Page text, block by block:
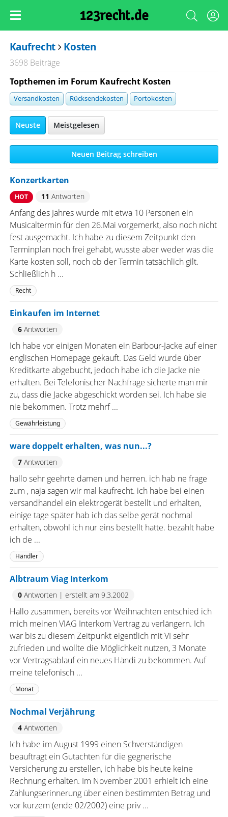
Kaufrecht Kosten
3698 Beiträge
Topthemen im Forum Kaufrecht Kosten
Versandkosten Rücksendekosten Portokosten
Neuste Meistgelesen
Neuen Beitrag schreiben
Konzertkarten
HOT 11 Antworten
Anfang des Jahres wurde mit etwa 10 Personen ein
Musicaltermin für den 26.Mai vorgemerkt, also noch nicht
fest ausgemacht. Ich habe zu diesem Zeitpunkt den
Terminplan noch frei gehabt, wusste aber weder was die
Karte kosten soll, noch ob der Termin tatsächlich gilt.
Schließlich h ...
Recht
Einkaufen im Internet
6Antworten
Ich habe vor einigen Monaten ein Barbour-Jacke auf einer
englischen Homepage gekauft. Das Geld wurde über
Kreditkarte abgebucht, jedoch habe ich die Jacke nie
erhalten. Bei Telefonischer Nachfrage sicherte man mir
zu, dass die Jacke abgeschickt worden sei. Ich habe sie
nie bekommen. Trotz mehrf ...
Gewährleistung
ware doppelt erhalten, was nun...?
7Antworten
hallo sehr geehrte damen und herren. ich hab ne frage
zum , naja sagen wir mal kaufrecht. ich habe bei einen
versandhandel ein elektrogerät bestellt und erhalten,
einige tage später hab ich das selbe gerät nochmal
erhalten, obwohl ich nur eins bestellt hatte. bezahlt habe
ich de ...
Händler
Albtraum Viag Interkom
0Antworten | erstellt am 9.3.2002
Hallo zusammen, bereits vor Weihnachten entschied ich
mich meinen VIAG Interkom Vertrag zu verlängern. Ich
war bis zu diesem Zeitpunkt eigentlich mit VI sehr
zufrieden und wollte die Möglichkeit nutzen, 3 Monate
vor Vertragsablauf ein neues Händi zu bekommen. Auf
meine telefonisch ...
Monat
Nochmal Verjährung
4Antworten
Ich habe im August 1999 einen Schverständigen
beauftragt ein Gutachten für die gegnerische
Versicherung zu erstellen, ich habe bis heute keine
Rechnung erhalten. Im November 2001 erhielt ich eine
Zahlungserinnerung über einen bestimmten Betrag und
vor kurzem (ende 02/2002) eine priv ...